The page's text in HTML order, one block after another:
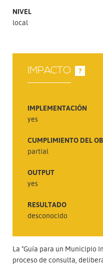
NIVEL
local
IMPACTO ?
IMPLEMENTACIÓN
yes
CUMPLIMIENTO DEL
partial
OUTPUT
yes
RESULTADO
desconocido
La "Guía para un Municipio
proceso de consulta,